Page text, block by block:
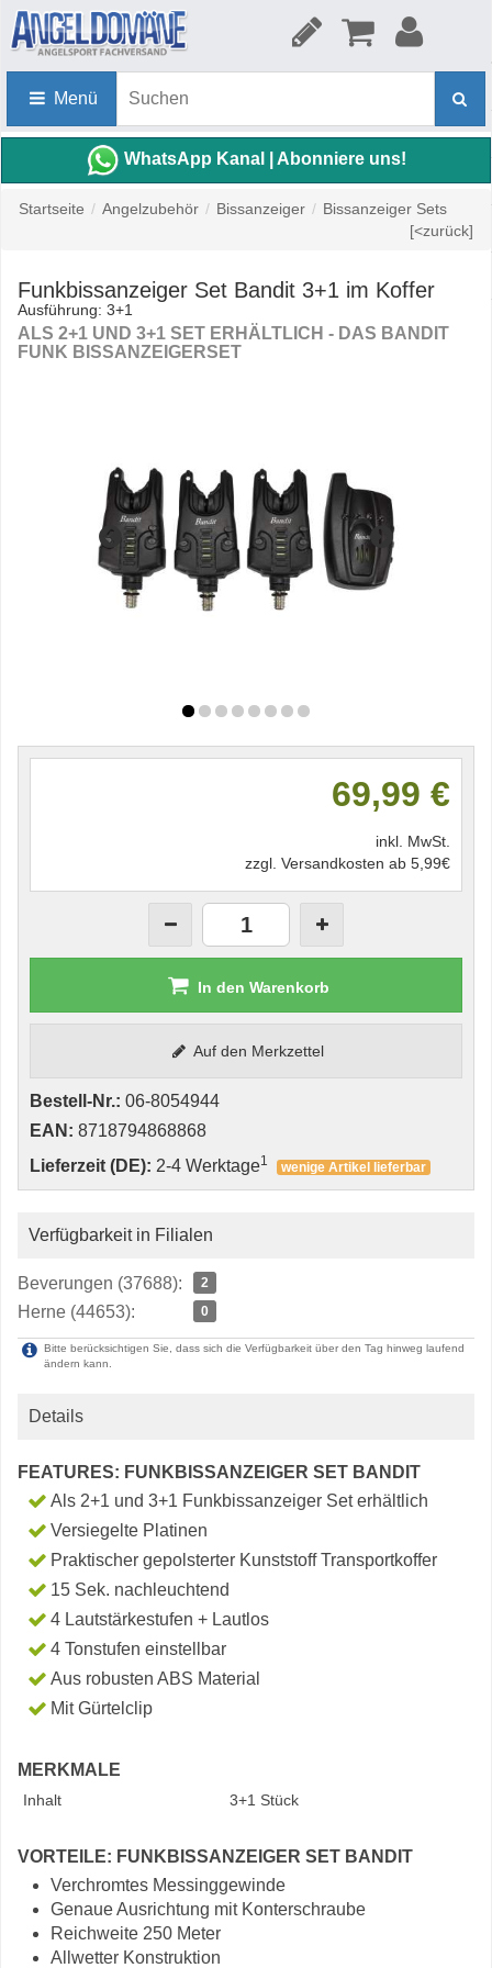
Menü
WhatsApp Kanal | Abonniere uns!
Startseite / Angelzubehör / Bissanzeiger / Bissanzeiger Sets
[<zurück]
Funkbissanzeiger Set Bandit 3+1 im Koffer
Ausführung: 3+1
ALS 2+1 UND 3+1 SET ERHÄLTLICH - DAS BANDIT
FUNK BISSANZEIGERSET
69,99 €
inkl. MwSt.
zzgl. Versandkosten ab 5,99€
In den Warenkorb
Auf den Merkzettel
Bestell-Nr.: 06-8054944
EAN: 8718794868868
Lieferzeit (DE): 2-4 Werktage1 wenige Artikel lieferbar
Verfügbarkeit in Filialen
Beverungen (37688): 2
Herne (44653): 0
Bitte berücksichtigen Sie, dass sich die Verfügbarkeit über den Tag hinweg laufend
ändern kann.
Details
FEATURES: FUNKBISSANZEIGER SET BANDIT
Als 2+1 und 3+1 Funkbissanzeiger Set erhältlich
Versiegelte Platinen
Praktischer gepolsterter Kunststoff Transportkoffer
15 Sek. nachleuchtend
4 Lautstärkestufen + Lautlos
4 Tonstufen einstellbar
Aus robusten ABS Material
Mit Gürtelclip
MERKMALE
Inhalt 3+1 Stück
VORTEILE: FUNKBISSANZEIGER SET BANDIT
Verchromtes Messinggewinde
Genaue Ausrichtung mit Konterschraube
Reichweite 250 Meter
Allwetter Konstruktion